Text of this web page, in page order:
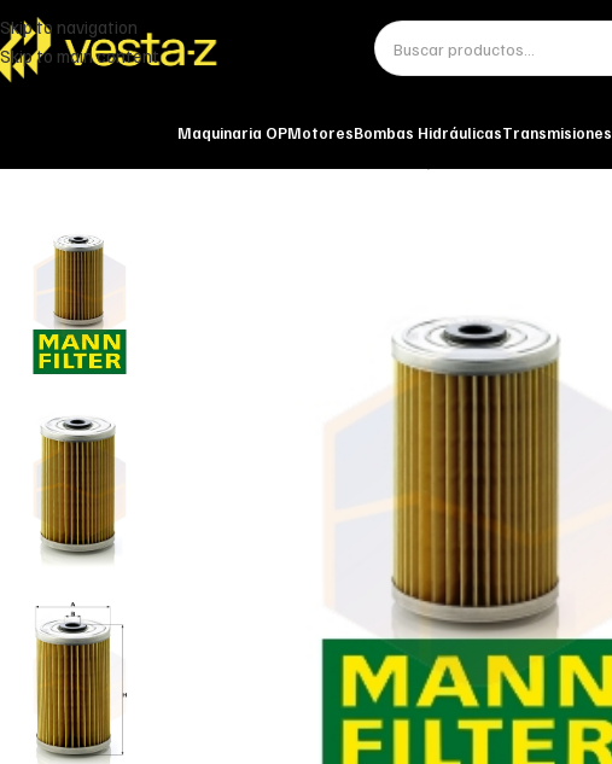
Skip to navigation
Skip to main content
Maquinaria OPMotoresBombas HidráulicasTransmisiones